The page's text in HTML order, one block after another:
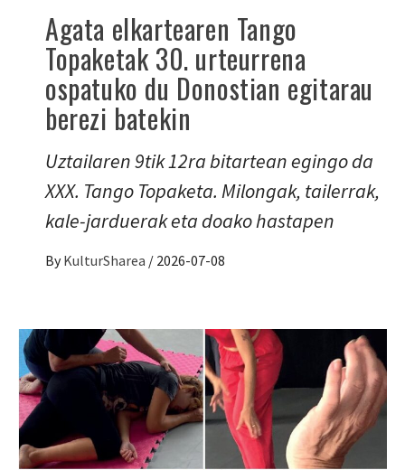
Agata elkartearen Tango
Topaketak 30. urteurrena
ospatuko du Donostian egitarau
berezi batekin
Uztailaren 9tik 12ra bitartean egingo da
XXX. Tango Topaketa. Milongak, tailerrak,
kale-jarduerak eta doako hastapen
By KulturSharea / 2026-07-08